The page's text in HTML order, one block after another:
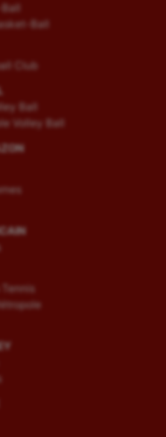
Ball
Club
Ball
Volley Ball